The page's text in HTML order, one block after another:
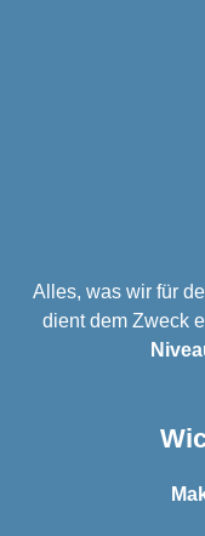
Alles, was wir für
dient dem Zweck